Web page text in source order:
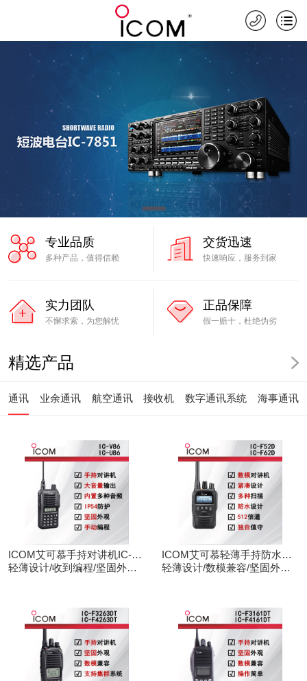
专业品质
多种产品，值得信赖
交货迅速
快速响应，服务到家
实力团队
不懈求索，为您解忧
正品保障
假一赔十，杜绝伪劣
精选产品
通讯 业余通讯 航空通讯 接收机 数字通讯系统 海事通讯
ICOM艾可慕手持对讲机IC-
V86/U86
轻薄设计/收到编程/坚固外观/
ICOM艾可慕轻薄手持防水对
讲机IC-F52D
轻薄设计/数模兼容/坚固外观/